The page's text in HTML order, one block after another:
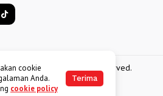
BATAKKEREN . All rights reserved.
Pribadi Disclaimer
cookie
Anda.
cookie policy
Terima